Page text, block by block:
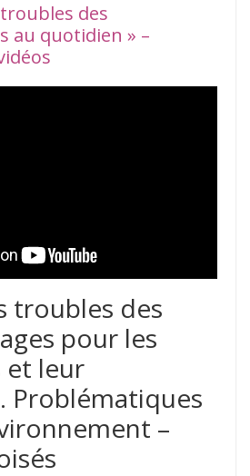
troubles des
au quotidien » –
troubles des
pour les
et leur
Problématiques
–